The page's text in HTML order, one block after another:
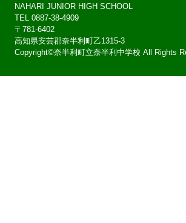
NAHARI JUNIOR HIGH SCHOOL
TEL 0887-38-4909
〒781-6402
高知県安芸郡奈半利町乙1315-3
Copyright©奈半利町立奈半利中学校 All Rights